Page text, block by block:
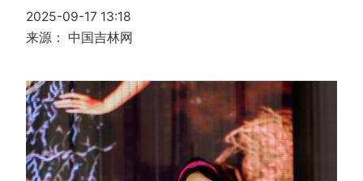
2025-09-17 13:18
来源： 中国吉林网